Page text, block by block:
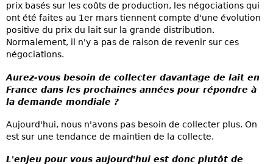
prix basés sur les coûts de production, les négociations qui
ont été faites au 1er mars tiennent compte d'une évolution
positive du prix du lait sur la grande distribution.
Normalement, il n'y a pas de raison de revenir sur ces
négociations.
Aurez-vous besoin de collecter davantage de lait en
France dans les prochaines années pour répondre à
la demande mondiale ?
Aujourd'hui, nous n'avons pas besoin de collecter plus. On
est sur une tendance de maintien de la collecte.
L'enjeu pour vous aujourd'hui est donc plutôt de